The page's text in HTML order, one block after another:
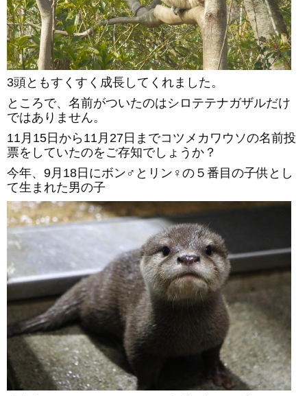
3頭ともすくすく成長してくれました。
ところで、名前がついたのはシロテテナガザルだけ
ではありません。
11月15日から11月27日までコツメカワウソの名前投
票をしていたのをご存知でしょうか？
今年、9月18日にボン♂とリン♀の５番目の子供とし
て生まれた男の子